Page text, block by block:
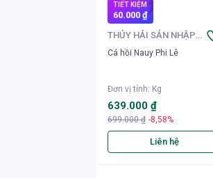
TIẾT KIỆM
60.000 ₫
THỦY HẢI SẢN NHẬP
KHẨU
Cá hồi Nauy Phi Lê
Đơn vị tính: Kg
639.000 ₫
699.000 ₫ -8,58%
Liên hệ